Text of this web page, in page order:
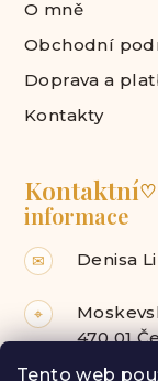
Tento web
O mně
Obchodní
Doprava a
Kontakty
Kontaktní♡
informace
✉ Denisa
⌖
470 01